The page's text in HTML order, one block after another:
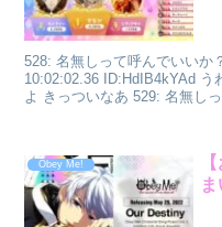
528: 名無しって呼んでいいか
10:02:02.36 ID:HdIB4kYAd う
よ きっついなあ 529: 名無し
Obey Me!